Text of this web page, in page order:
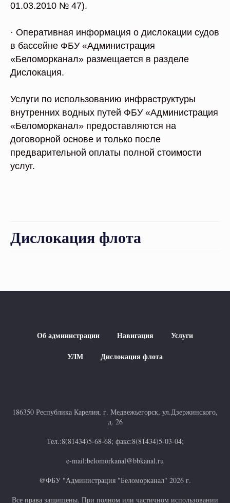
01.03.2010 № 47).
· Оперативная информация о дислокации судов
в бассейне ФБУ «Администрация
«Беломорканал» размещается в разделе
Дислокация.
Услуги по использованию инфраструктуры
внутренних водных путей ФБУ «Администрация
«Беломорканал» предоставляются на
договорной основе и только после
предварительной оплаты полной стоимости
услуг.
Дислокация флота
Об администрации Навигация
Услуги
УЛМ
Дислокация флота
186350 Республика Карелия, г. Медвежьегорск, ул.Дзержинского,
д. 26
Тел.:8(81434)5-68-68; факс:8(81434)5-03-04;
e-mail:belomorkanal@bbkanal.ru
@ФБУ "Администрация "Беломорканал" 2026 г.
Все права защищены. При полном или частичном использовании